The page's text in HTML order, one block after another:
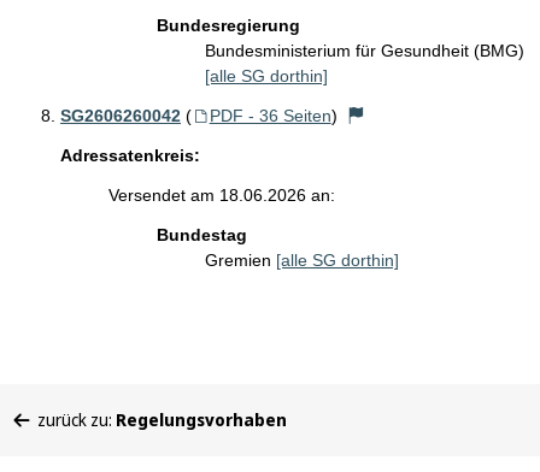
Bundesregierung
Bundesministerium für Gesundheit (BMG)
[alle SG dorthin]
SG2606260042 ( PDF - 36 Seiten)
Adressatenkreis:
Versendet am 18.06.2026 an:
Bundestag
Gremien [alle SG dorthin]
befinden
zurück zu: Regelungsvorhaben